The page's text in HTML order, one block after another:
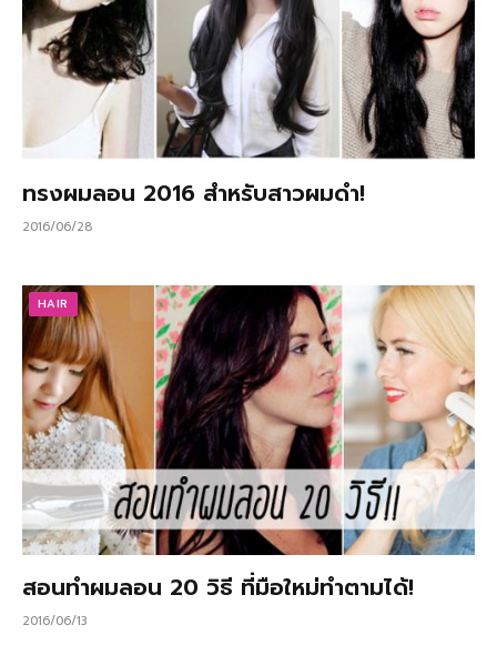
ทรงผมลอน 2016 สำหรับสาวผมดำ!
2016/06/28
HAIR
สอนทำผมลอน 20 วิธี ที่มือใหม่ทำตามได้!
2016/06/13